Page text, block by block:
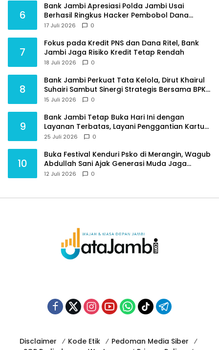
6
Bank Jambi Apresiasi Polda Jambi Usai
Berhasil Ringkus Hacker Pembobol Dana
Nasabah
17 Juli 2026 0
7
Fokus pada Kredit PNS dan Dana Ritel, Bank
Jambi Jaga Risiko Kredit Tetap Rendah
18 Juli 2026 0
8
Bank Jambi Perkuat Tata Kelola, Dirut Khairul
Suhairi Sambut Sinergi Strategis Bersama BPKP
Jambi
15 Juli 2026 0
9
Bank Jambi Tetap Buka Hari Ini dengan
Layanan Terbatas, Layani Penggantian Kartu
ATM dan Perubahan PIN
25 Juli 2026 0
10
Buka Festival Kenduri Psko di Merangin, Wagub
Abdullah Sani Ajak Generasi Muda Jaga
Budaya dan Jauhi Narkoba
12 Juli 2026 0
Disclaimer Kode Etik
Pedoman Media Siber